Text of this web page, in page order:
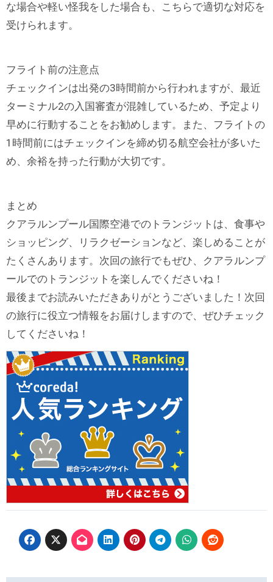
な場合や軽い怪我をした場合も、こちらで適切な対応を
受けられます。
フライト前の注意点
チェックインは出発の3時間前から行われますが、最近
ターミナル2の入国審査が混雑しているため、予定より
早めに行動することをお勧めします。また、フライトの
1時間前にはチェックインを締め切る航空会社が多いた
め、余裕を持った行動が大切です。
まとめ
クアラルンプール国際空港でのトランジットは、食事や
ショッピング、リラクゼーションなど、楽しめることが
たくさんあります。次回の旅行でもぜひ、クアラルンプ
ールでのトランジットを楽しんでくださいね！
最後までお読みいただきありがとうございました！次回
の旅行に役立つ情報をお届けしますので、ぜひチェック
してくださいね！